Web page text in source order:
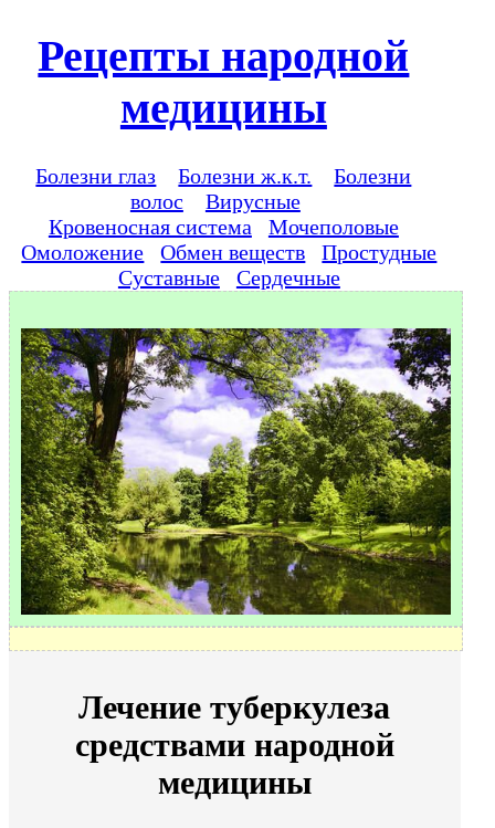
Рецепты народной
медицины
Болезни глаз Болезни ж.к.т.
Болезни
волос
Вирусные
Кровеносная система
Мочеполовые
Омоложение
Обмен веществ
Простудные
Суставные
Сердечные
Лечение туберкулеза
средствами народной
медицины